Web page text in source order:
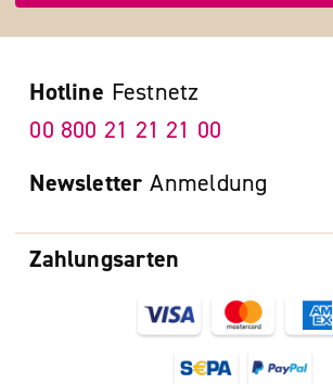
Zahlungsarten
Hotline Festnetz
00 800 21 21 21 00
Newsletter Anmeldung